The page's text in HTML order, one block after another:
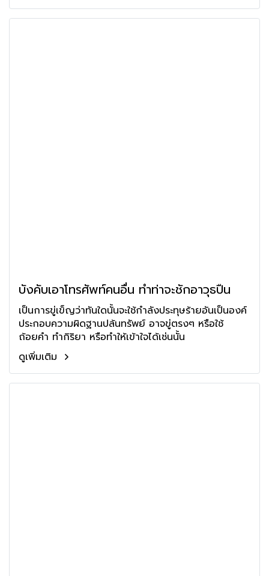
บังคับเอาโทรศัพท์คนอื่น ทำท่าจะชักอาวุธปืน
เป็นการขู่เข็ญว่าทันใดนั้นจะใช้กำลังประทุษร้ายอันเป็นองค์
ประกอบความผิดฐานปล้นทรัพย์ อาจขู่ตรงๆ หรือใช้
ถ้อยคำ ทำกิริยา หรือทำให้เข้าใจได้เช่นนั้น
ดูเพิ่มเติม